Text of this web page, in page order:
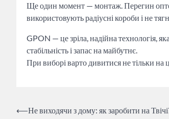
Ще один момент — монтаж. Перегин
використовують радіусні короби і не
GPON — це зріла, надійна технологія,
стабільність і запас на майбутнє.
При виборі варто дивитися не тільки на
Навігація
⟵Не виходячи з дому: як заробити на